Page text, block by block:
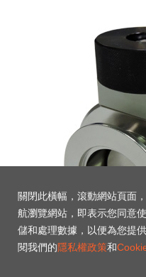
關閉此橫幅，滾動網站頁面
航瀏覽網站，即表示您同意
儲和處理數據，以便為您提
閱我們的隱私權政策和